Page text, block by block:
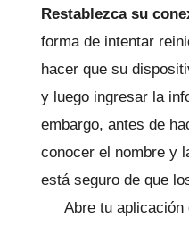
Restablezca su
forma de intentar
hacer que su
y luego ingresar la
embargo, antes de
conocer el nombre y
está seguro de que
Abre tu aplicación